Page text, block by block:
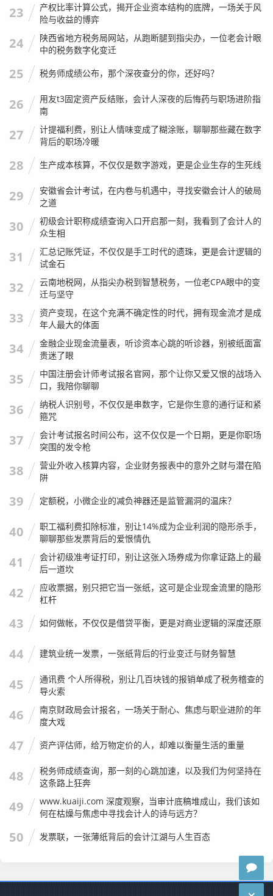
下个月，对方公司打款过来了。
会计分录：
借：银行存款 1,250
贷：应收账款 1,250
期末处理：算总账与交税
一个月过去了,老王要算算到底赚了多少。
计算本月需要缴纳的增值税（假设销项税减进项税后应交 10
00 元）。
会计分录：
税） 1,000
贷：应交税费——未交增值税 1,000
实际缴纳税款。
会计分录：
借：应交税费——未交增值税 1,000
贷：银行存款 1,000
把所有的收入类科目转入“本年利润”。
这一步叫“结转损益”，把收入归零,利润增加。
会计分录：
借：主营业务收入
借：其他业务收入
贷：本年利润
把所有的费用类科目转入“本年利润”。
把费用归零,利润减少。
借：本年利润
贷：主营业务成本
贷：管理费用
贷：销售费用
个人观点：第14和15步是会计循环的终点，也是报表生成
成了一个数字：本年利润的余额，这个余额,就是老王这个月
到底赚了还是赔了。
进阶视角：会计分录背后的“人性”与“风险”
写到这里，这份“大全”已经涵盖了企业90%的日常业务，但
作为注会行业的写作者，我必须提醒你，
数字游戏，它背后隐藏着商业逻辑和人性博弈。
值，假设能用10年,每年就要计提5万的折旧。
借：管理费用——折旧费 50,000
这笔分录虽然没花钱，但它是真实的成本，如果
你不记折旧，老王会以为自己赚了大钱，等到店铺翻新时才
23
产权比率计算公式，揭开企业资本结构的底牌，一场关于风
险与收益的博弈
24
陕西省地方税务局网站，从跑断腿到指尖办，一位老会计眼
中的税务数字化变迁
25 税务师成绩公布，那个深夜查分的你，还好吗？
26
用友t3固定资产反结账，会计人深夜的后悔药与职场进阶指
南
27
计提福利费，别让人情味变成了糊涂账，聊聊那些藏在数字
背后的职场冷暖
28 生产成本核算，不仅仅是数字游戏，更是企业生存的生死线
29
安徽省会计考试，在内卷与机遇中，寻找安徽会计人的破局
之道
30
初级会计职称成绩查询入口开启那一刻，我看到了会计人的
众生相
31
汇总记账凭证，不仅仅是手工时代的遗珠，更是会计逻辑的
试金石
32
云南地税网，从指尖办税到智慧税务，一位老CPA眼中的变
迁与坚守
33
资产变现，在这个充满不确定性的时代，拥有现金流才是成
年人最大的体面
34
金融企业现金流量表，听诊资本心跳的听诊器，别被纸面富
贵迷了眼
35
中国注册会计师考试报名官网，那个让你又爱又恨的战场入
口，我陪你聊聊
36
纳税人识别号，不仅仅是串数字，它是你生意的通行证和紧
箍咒
37
会计考试报名时间公布，这不仅仅是一个日期，更是你职场
突围的发令枪
38
营业外收入核算内容，企业财务报表中的意外之财与潜在陷
阱
39 定额税，小微企业的减负神器还是监管漏洞的温床？
40
职工福利费扣除标准，别让14%成为企业利润的隐形杀手，
聊聊那些发票背后的爱恨情仇
41
会计初级准考证打印，别让这张入场券成为你拿证路上的最
后一道坎
42
应收票据，别只把它当一张纸，这可是企业现金流里的隐形
杠杆
43 如何做帐，不仅仅是借贷平衡，更是对商业逻辑的深度还原
44 建筑业统一发票，一张纸背后的行业变迁与财务智慧
45
通讯费 个人所得税，别让几百块钱的报销单成了税务稽查的
导火索
46
南京财政局会计报名，一场关于耐心、焦虑与职业进阶的年
度大戏
47 资产评估师，给万物定价的人，却难以衡量生活的重量
48
税务师成绩查询，那一刻的心跳加速，以及我们为何坚持在
这条路上狂奔
49
www.kuaiji.com 深度观察，当审计底稿堆成山，我们该如
何在枯燥与焦虑中寻找会计人的诗与远方？
50 发票联，一张薄纸背后的会计江湖与人生百态